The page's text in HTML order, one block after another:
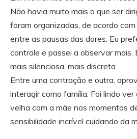
Não havia muito mais o que ser
foram organizadas, de acordo
entre as pausas das dores. Eu
controle e passei a observar mais.
mais silenciosa, mais discreta.
Entre uma contração e outra,
interagir como família. Foi lindo
velha com a mãe nos momentos
sensibilidade incrível cuidando da